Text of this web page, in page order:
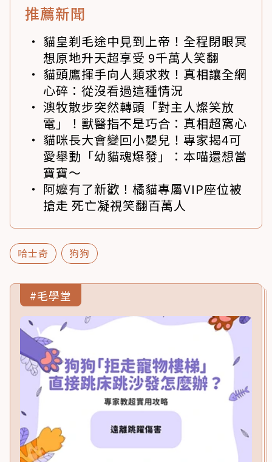
推薦新聞
貓皇剃毛途中見到上帝！全程閉眼冥
想原地升天超享受 9千萬人笑翻
貓頭鷹揮手向人類求救！真相讓全網
心碎：從沒看過這種情況
澳牧散步突然轉頭「對主人燦笑放
電」！獸醫指不是巧合：真相超窩心
貓咪長大會變回小嬰兒！專家揭4可
愛舉動「幼貓魂爆發」：本喵還想當
寶寶～
阿嬤有了新歡！橘貓專屬VIP座位被
搶走 死亡凝視笑翻百萬人
哈士奇 狗狗
#毛學堂